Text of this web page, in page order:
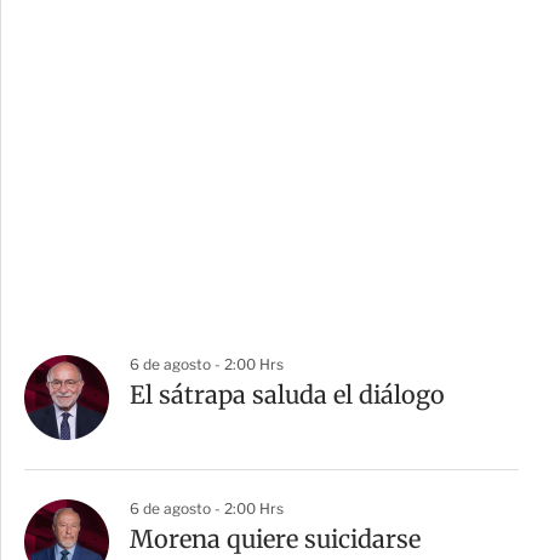
6 de agosto - 2:00 Hrs
El sátrapa saluda el diálogo
6 de agosto - 2:00 Hrs
Morena quiere suicidarse